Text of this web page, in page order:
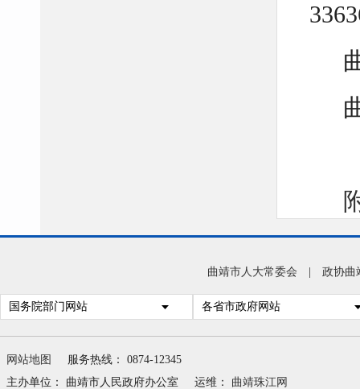
会
曲靖市人大常委会 政协曲
国务院部门网站 各省市政府网站
网站地图
服务热线： 0874-12345
主办单位： 曲靖市人民政府办公室
运维： 曲靖珠江网